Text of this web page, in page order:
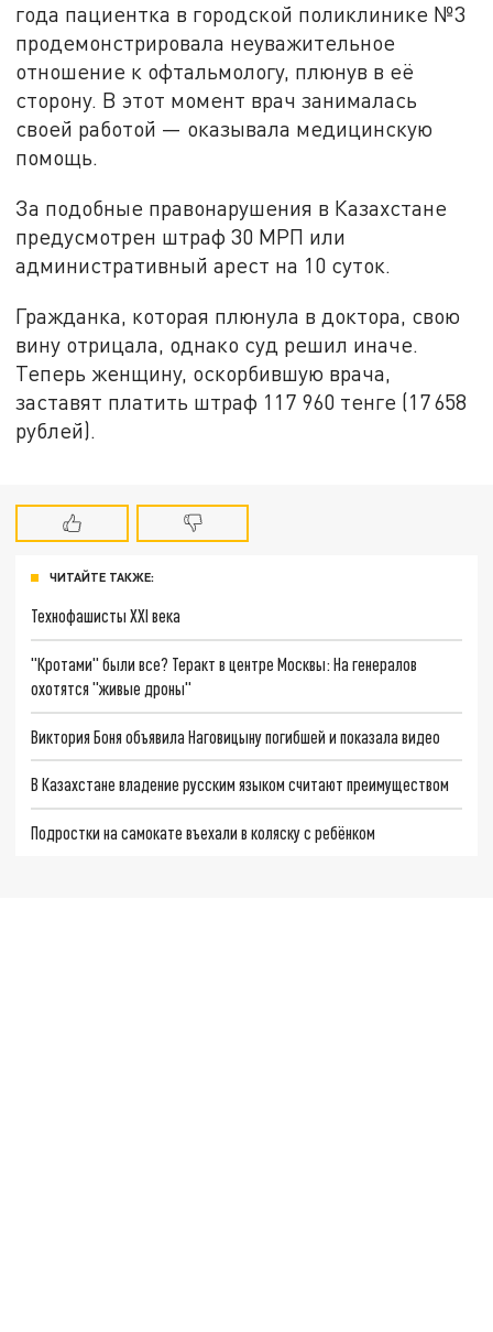
года пациентка в городской поликлинике №3
продемонстрировала неуважительное
отношение к офтальмологу, плюнув в её
сторону. В этот момент врач занималась
своей работой — оказывала медицинскую
помощь.
За подобные правонарушения в Казахстане
предусмотрен штраф 30 МРП или
административный арест на 10 суток.
Гражданка, которая плюнула в доктора, свою
вину отрицала, однако суд решил иначе.
Теперь женщину, оскорбившую врача,
заставят платить штраф 117 960 тенге (17 658
рублей).
ЧИТАЙТЕ ТАКЖЕ:
Технофашисты XXI века
"Кротами" были все? Теракт в центре Москвы: На генералов
охотятся "живые дроны"
Виктория Боня объявила Наговицыну погибшей и показала видео
В Казахстане владение русским языком считают преимуществом
Подростки на самокате въехали в коляску с ребёнком